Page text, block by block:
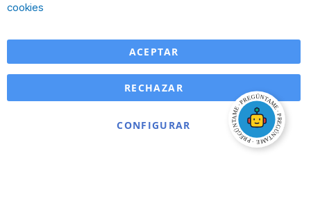
cookies
ACEPTAR
CONFIGURAR
RECHAZAR